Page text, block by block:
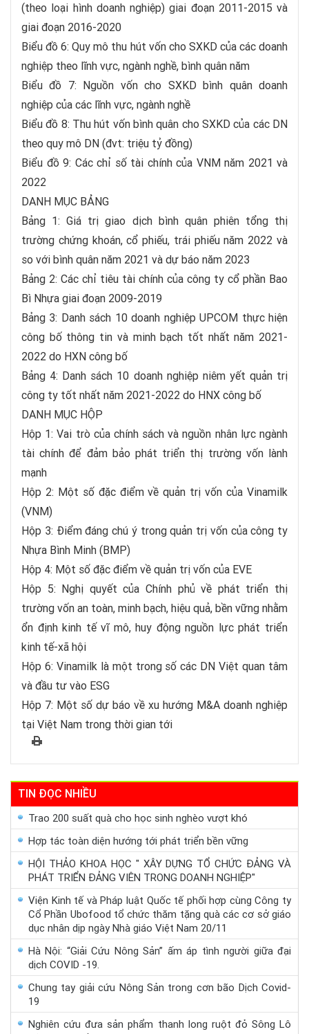
(theo loại hình doanh nghiệp) giai đoạn 2011-2015 và
giai đoạn 2016-2020
Biểu đồ 6: Quy mô thu hút vốn cho SXKD của các doanh
nghiệp theo lĩnh vực, ngành nghề, bình quân năm
Biểu đồ 7: Nguồn vốn cho SXKD bình quân doanh
nghiệp của các lĩnh vực, ngành nghề
Biểu đồ 8: Thu hút vốn bình quân cho SXKD của các DN
theo quy mô DN (đvt: triệu tỷ đồng)
Biểu đồ 9: Các chỉ số tài chính của VNM năm 2021 và
2022
DANH MỤC BẢNG
Bảng 1: Giá trị giao dịch bình quân phiên tổng thị
trường chứng khoán, cổ phiếu, trái phiếu năm 2022 và
so với bình quân năm 2021 và dự báo năm 2023
Bảng 2: Các chỉ tiêu tài chính của công ty cổ phần Bao
Bì Nhựa giai đoạn 2009-2019
Bảng 3: Danh sách 10 doanh nghiệp UPCOM thực hiện
công bố thông tin và minh bạch tốt nhất năm 2021-
2022 do HXN công bố
Bảng 4: Danh sách 10 doanh nghiệp niêm yết quản trị
công ty tốt nhất năm 2021-2022 do HNX công bố
DANH MỤC HỘP
Hộp 1: Vai trò của chính sách và nguồn nhân lực ngành
tài chính để đảm bảo phát triển thị trường vốn lành
mạnh
Hộp 2: Một số đặc điểm về quản trị vốn của Vinamilk
(VNM)
Hộp 3: Điểm đáng chú ý trong quản trị vốn của công ty
Nhựa Bình Minh (BMP)
Hộp 4: Một số đặc điểm về quản trị vốn của EVE
Hộp 5: Nghị quyết của Chính phủ về phát triển thị
trường vốn an toàn, minh bạch, hiệu quả, bền vững nhằm
ổn định kinh tế vĩ mô, huy động nguồn lực phát triển
kinh tế-xã hội
Hộp 6: Vinamilk là một trong số các DN Việt quan tâm
và đầu tư vào ESG
Hộp 7: Một số dự báo về xu hướng M&A doanh nghiệp
tại Việt Nam trong thời gian tới
TIN ĐỌC NHIỀU
Trao 200 suất quà cho học sinh nghèo vượt khó
Hợp tác toàn diện hướng tới phát triển bền vững
HỘI THẢO KHOA HỌC " XÂY DỰNG TỔ CHỨC ĐẢNG VÀ
PHÁT TRIỂN ĐẢNG VIÊN TRONG DOANH NGHIỆP"
Viện Kinh tế và Pháp luật Quốc tế phối hợp cùng Công ty
Cổ Phần Ubofood tổ chức thăm tặng quà các cơ sở giáo
dục nhân dịp ngày Nhà giáo Việt Nam 20/11
Hà Nội: “Giải Cứu Nông Sản” ấm áp tình người giữa đại
dịch COVID -19.
Chung tay giải cứu Nông Sản trong cơn bão Dịch Covid-
19
Nghiên cứu đưa sản phẩm thanh long ruột đỏ Sông Lô